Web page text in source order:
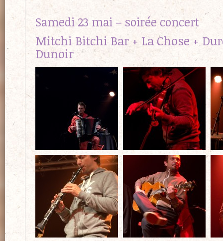
Samedi 23 mai – soirée concert
Mitchi Bitchi Bar + La Chose +
Dunoir